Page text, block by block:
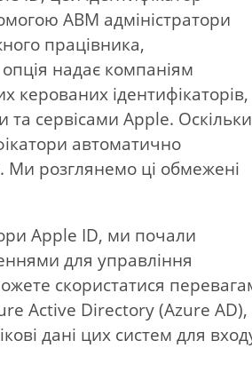
ABM адміністратори
працівника,
надає компаніям
керованих
сервісами Apple.
автоматично
Ми розглянемо ці обмежені
Apple ID, ми почали
для управління
скористатися
Active Directory (Azure
дані цих систем для